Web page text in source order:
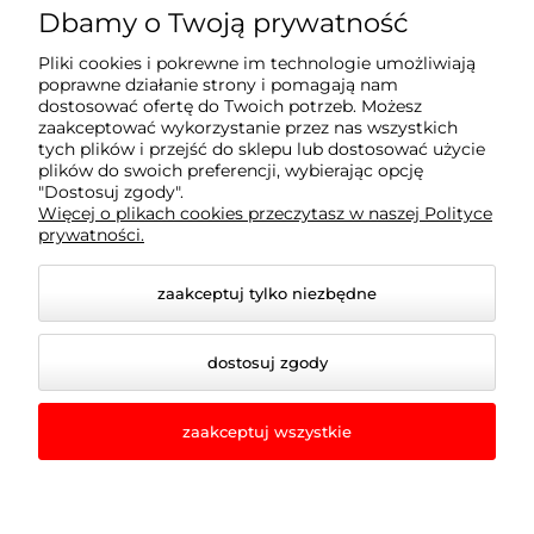
Moje konto
Płatności i dostawa
Informacje
O nas
© 2026 romir-lampy.pl. Wszelkie prawa zastrzeżone.
Dbamy o Twoją prywatność
Pliki cookies i pokrewne im technologie umożliwiają
poprawne działanie strony i pomagają nam
dostosować ofertę do Twoich potrzeb. Możesz
zaakceptować wykorzystanie przez nas wszystkich
tych plików i przejść do sklepu lub dostosować użycie
plików do swoich preferencji, wybierając opcję
"Dostosuj zgody".
Więcej o plikach cookies przeczytasz w naszej Polityce
prywatności.
zaakceptuj tylko niezbędne
dostosuj zgody
zaakceptuj wszystkie